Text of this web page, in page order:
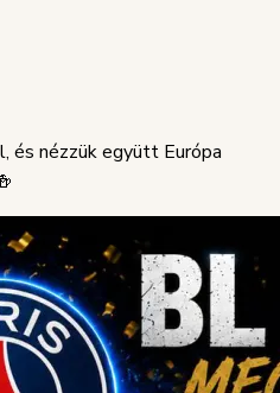
és nézzük együtt Európa